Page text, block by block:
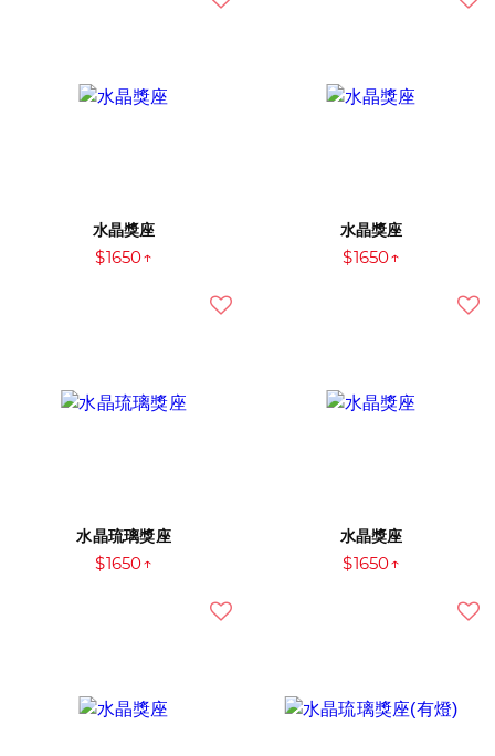
水晶獎座
$1650↑
水晶獎座
$1650↑
水晶琉璃獎座
$1650↑
水晶獎座
$1650↑